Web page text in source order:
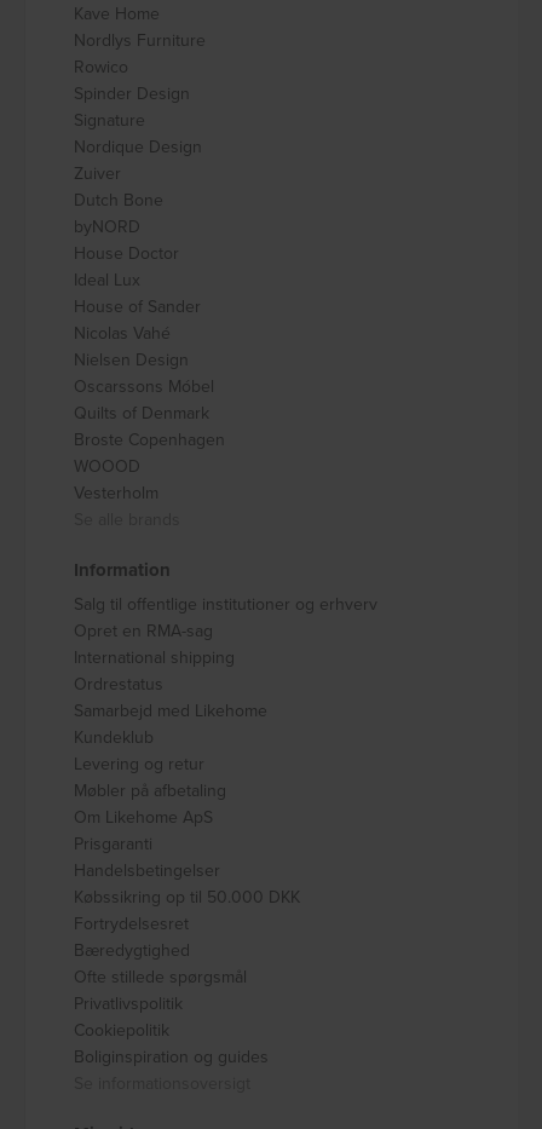
Kave Home
Nordlys Furniture
Rowico
Spinder Design
Signature
Nordique Design
Zuiver
Dutch Bone
byNORD
House Doctor
Ideal Lux
House of Sander
Nicolas Vahé
Nielsen Design
Oscarssons Móbel
Quilts of Denmark
Broste Copenhagen
WOOOD
Vesterholm
Information
Salg til offentlige institutioner og erhverv
Opret en RMA-sag
International shipping
Ordrestatus
Samarbejd med Likehome
Kundeklub
Levering og retur
Møbler på afbetaling
Om Likehome ApS
Prisgaranti
Handelsbetingelser
Købssikring op til 50.000 DKK
Fortrydelsesret
Bæredygtighed
Ofte stillede spørgsmål
Privatlivspolitik
Cookiepolitik
Boliginspiration og guides